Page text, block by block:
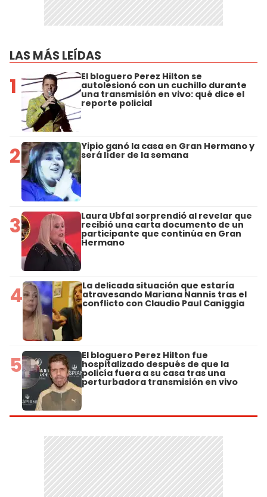
LAS MÁS LEÍDAS
1 El bloguero Perez Hilton se
autolesionó con un cuchillo durante
una transmisión en vivo: qué dice el
reporte policial
2 Yipio ganó la casa en Gran Hermano y
será líder de la semana
3 Laura Ubfal sorprendió al revelar que
recibió una carta documento de un
participante que continúa en Gran
Hermano
4 La delicada situación que estaría
atravesando Mariana Nannis tras el
conflicto con Claudio Paul Caniggia
5 El bloguero Perez Hilton fue
hospitalizado después de que la
policía fuera a su casa tras una
perturbadora transmisión en vivo